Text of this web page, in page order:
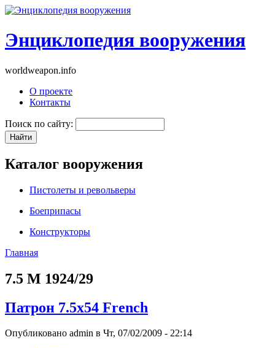
Энциклопедия вооружения
worldweapon.info
О проекте
Контакты
Поиск по сайту:
Каталог вооружения
Пистолеты и револьверы
Боеприпасы
Конструкторы
Главная
7.5 M 1924/29
Патрон 7.5x54 French
Опубликовано admin в Чт, 07/02/2009 - 22:14